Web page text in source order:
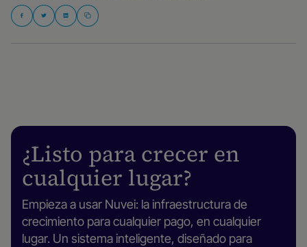
¿Listo para crecer en
cualquier lugar?
Empieza a usar Nuvei: la infraestructura de
crecimiento para cualquier pago, en cualquier
lugar. Un sistema inteligente, diseñado para